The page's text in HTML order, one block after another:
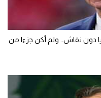
دون نقاش.. ولم أكن جزءا من